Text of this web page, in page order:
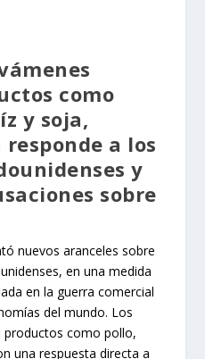
como
y soja,
a los
y
sobre
nuevos aranceles sobre
en una medida
en la guerra comercial
del mundo. Los
productos como pollo,
una respuesta directa a